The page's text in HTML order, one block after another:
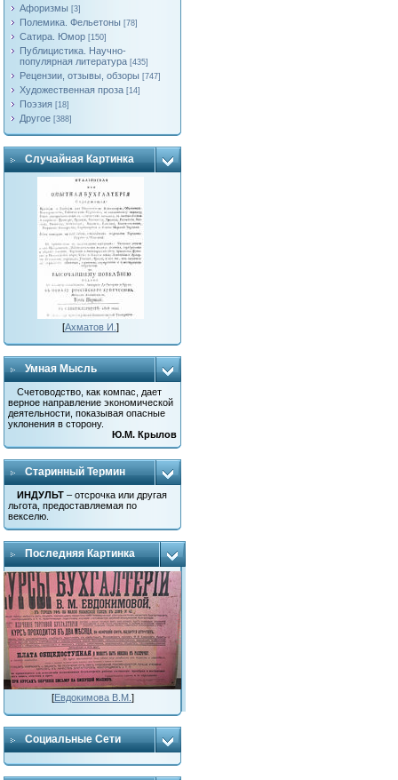
Афоризмы [3]
Полемика. Фельетоны [78]
Сатира. Юмор [150]
Публицистика. Научно-
популярная литература [435]
Рецензии, отзывы, обзоры [747]
Художественная проза [14]
Поэзия [18]
Другое [388]
Случайная Картинка
[Ахматов И. ]
Умная Мысль
Счетоводство, как компас, дает
верное направление экономической
деятельности, показывая опасные
уклонения в сторону.
Ю.М. Крылов
Старинный Термин
ИНДУЛЬТ – отсрочка или другая
льгота, предоставляемая по
векселю.
Последняя Картинка
[Евдокимова В.М. ]
Социальные Сети